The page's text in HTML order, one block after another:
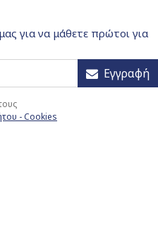
για να μάθετε πρώτοι για
Εγγραφή
- Cookies